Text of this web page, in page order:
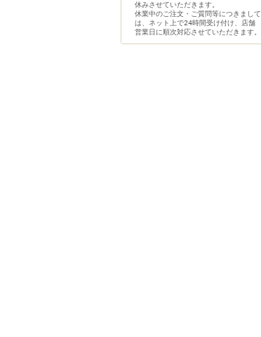
休みさせていただきます。
休業中のご注文・ご質問等につきまして
は、ネット上で24時間受け付け、店舗
営業日に順次対応させていただきます。